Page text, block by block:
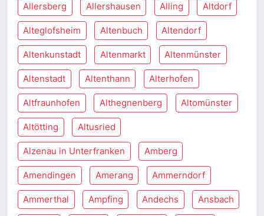
Allersberg Allershausen Alling Altdorf
Alteglofsheim Altenbuch Altendorf
Altenkunstadt Altenmarkt Altenmünster
Altenstadt Altenthann Alterhofen
Altfraunhofen Althegnenberg Altomünster
Altötting Altusried
Alzenau in Unterfranken Amberg
Amendingen Amerang Ammerndorf
Ammerthal Ampfing Andechs Ansbach